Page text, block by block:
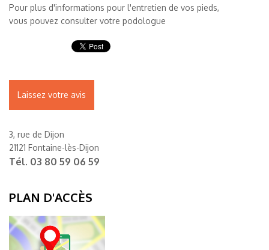
Pour plus d'informations pour l'entretien de vos pieds,
vous pouvez consulter votre podologue
Laissez votre avis
3, rue de Dijon
21121 Fontaine-lès-Dijon
Tél. 03 80 59 06 59
PLAN D'ACCÈS